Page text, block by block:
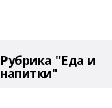
Рубрика "Еда и
напитки"